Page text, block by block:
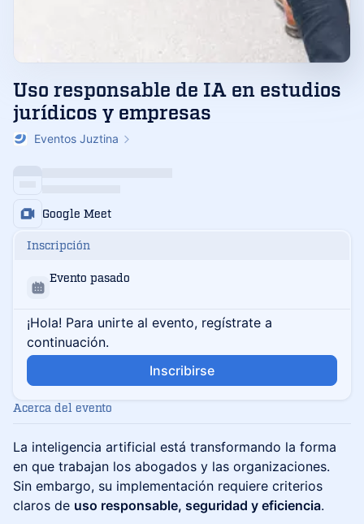
Uso responsable de IA en estudios
jurídicos y empresas
Eventos Juztina
Google Meet
Inscripción
Evento pasado
¡Hola! Para unirte al evento, regístrate a
continuación.
Inscribirse
Acerca del evento
La inteligencia artificial está transformando la forma
en que trabajan los abogados y las organizaciones.
Sin embargo, su implementación requiere criterios
claros de uso responsable, seguridad y eficiencia.